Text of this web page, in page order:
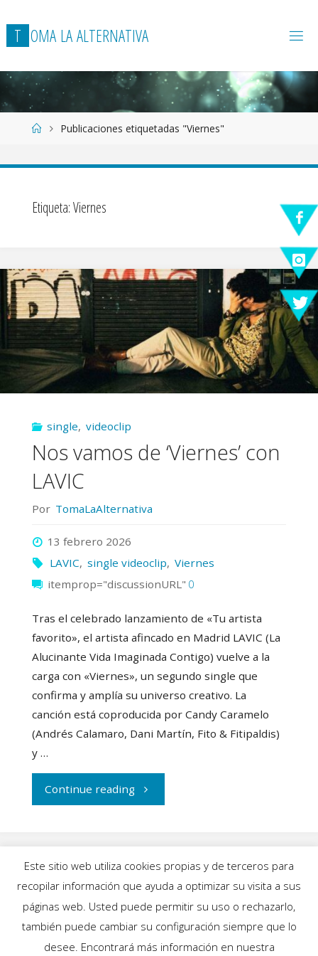
T OMA LAALTERNATIVA
Página
Inicio
Publicaciones etiquetadas "Viernes"
Etiqueta:Viernes
single, videoclip
Nos vamos de ‘Viernes’ con
LAVIC
Por TomaLaAlternativa
13 febrero 2026
LAVIC, single videoclip, Viernes
itemprop="discussionURL" 0
Tras el celebrado lanzamiento de «Tu artista
favorito», el artista afincado en Madrid LAVIC (La
Alucinante Vida Imaginada Contigo) vuelve a la
carga con «Viernes», un segundo single que
confirma y amplía su universo creativo. La
canción está coproducida por Candy Caramelo
(Andrés Calamaro, Dani Martín, Fito & Fitipaldis)
y …
Continue reading"Nos
‘Viernes’
LAVIC"
Este sitio web utiliza cookies propias y de terceros para
recopilar información que ayuda a optimizar su visita a sus
páginas web. Usted puede permitir su uso o rechazarlo,
también puede cambiar su configuración siempre que lo
desee. Encontrará más información en nuestra